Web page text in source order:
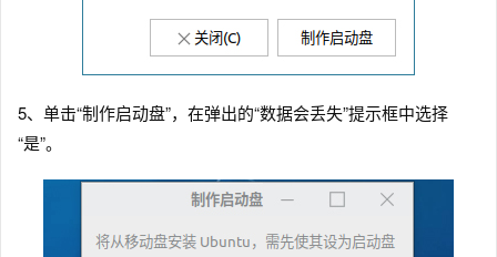
5、单击“制作启动盘”，在弹出的“数据会丢失”提示框中选择
“是”。